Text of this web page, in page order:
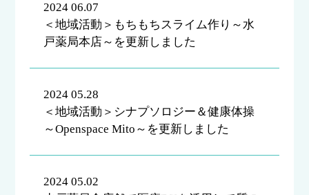
2024 06.07
＜地域活動＞もちもちスライム作り～水
戸薬局本店～を更新しました
2024 05.28
＜地域活動＞シナプソロジー＆健康体操
～Openspace Mito～を更新しました
2024 05.02